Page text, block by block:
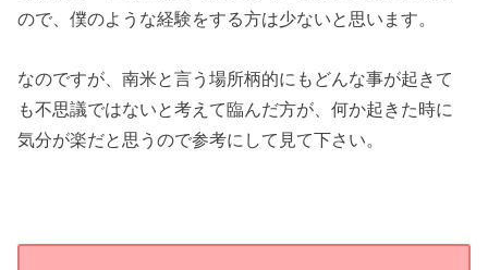
ので、僕のような経験をする方は少ないと思います。
なのですが、南米と言う場所柄的にもどんな事が起きて
も不思議ではないと考えて臨んだ方が、何か起きた時に
気分が楽だと思うので参考にして見て下さい。